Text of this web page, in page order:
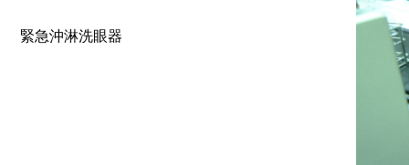
緊急沖淋洗眼器